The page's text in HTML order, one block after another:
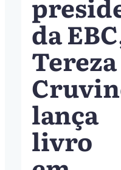
da
Tereza
lança
livro